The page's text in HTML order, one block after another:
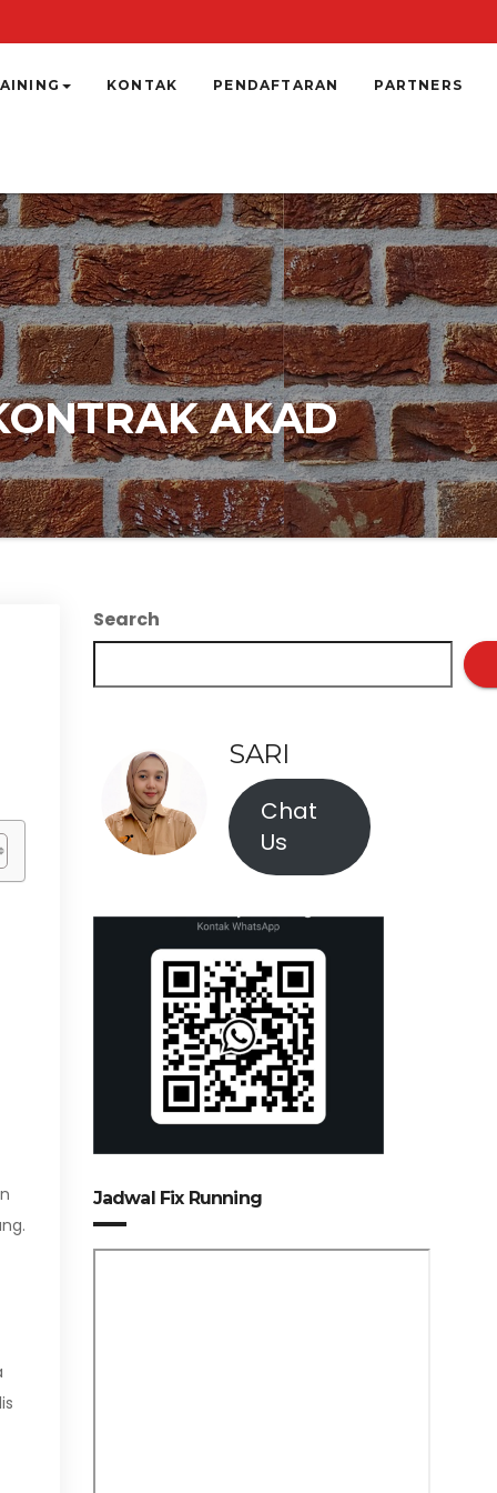
KONTAK PENDAFTARAN PARTNERS
AKAD
Search
SARI
Chat
Us
Jadwal Fix Running